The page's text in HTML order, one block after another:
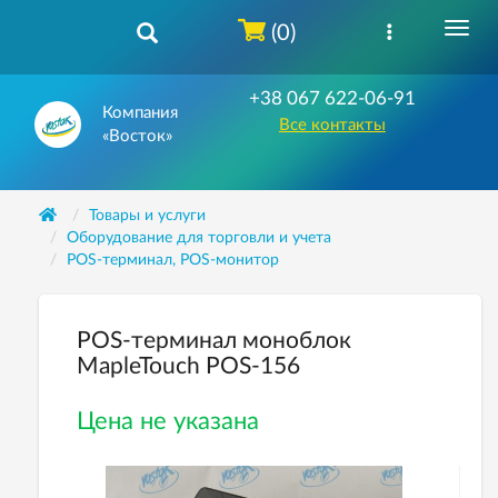
Компания
«Восток»
+38 067 622-06-91
Все контакты
(0)
Товары и услуги
Оборудование для торговли и учета
POS-терминал, POS-монитор
POS-терминал моноблок
MapleTouch POS-156
Цена не указана